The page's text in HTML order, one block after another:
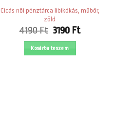
Cicás női pénztárca libikókás, műbőr,
zöld
4190Ft Original
price
was:
3190 FtCurrent
Kosárba teszem